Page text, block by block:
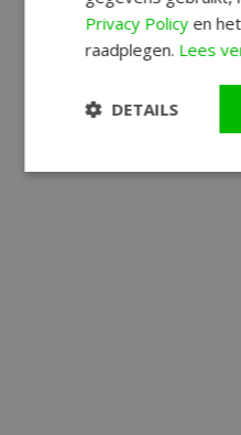
Privacy Policyen
raadplegen. Lees
DETAILS